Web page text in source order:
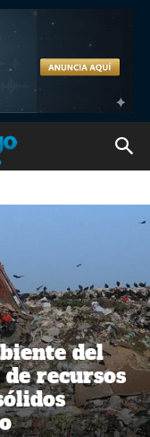
del
recursos